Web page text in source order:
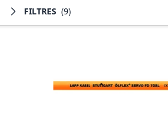
FILTRES (9)